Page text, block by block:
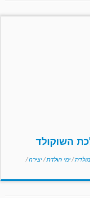
השוקולד
/ימי הולדת/יצירה/